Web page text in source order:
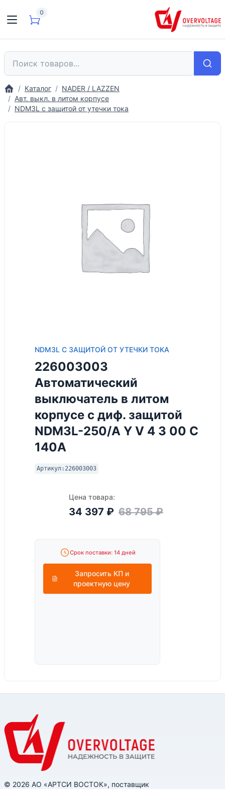
0
Каталог
NADER / LAZZEN
Авт. выкл. в литом корпусе
NDM3L с защитой от утечки тока
NDM3L С ЗАЩИТОЙ ОТ УТЕЧКИ ТОКА
226003003
Автоматический
выключатель в литом
корпусе с диф. защитой
NDM3L-250/A Y V 4 3 00 C
140A
Артикул: 226003003
Цена товара:
34 397 ₽ 68 795₽
Срок поставки: 14 дней
Запросить КП и
проектную цену
© 2026 АО «АРТСИ ВОСТОК», поставщик